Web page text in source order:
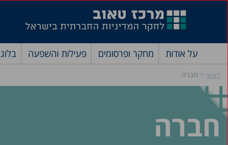
על אודות מחקר ופרסומים פעילות והשפעה בלוג
ראשי » חברה
חברה